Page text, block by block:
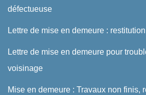
défectueuse
Lettre de mise en demeure :
Lettre de mise en demeure pour
voisinage
Mise en demeure : Travaux non finis,